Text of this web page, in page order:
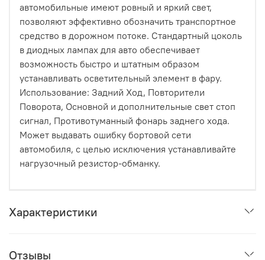
автомобильные имеют ровный и яркий свет,
позволяют эффективно обозначить транспортное
средство в дорожном потоке. Стандартный цоколь
в диодных лампах для авто обеспечивает
возможность быстро и штатным образом
устанавливать осветительный элемент в фару.
Использование: Задний Ход, Повторители
Поворота, Основной и дополнительные свет стоп
сигнал, Противотуманный фонарь заднего хода.
Может выдавать ошибку бортовой сети
автомобиля, с целью исключения устанавливайте
нагрузочный резистор-обманку.
Характеристики
Отзывы